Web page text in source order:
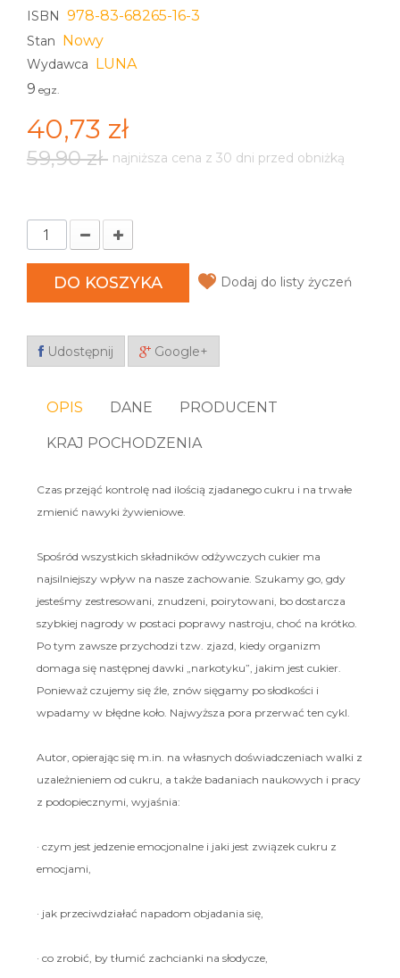
ISBN 978-83-68265-16-3
Stan Nowy
Wydawca LUNA
9 egz.
40,73 zł
59,90 zł najniższa cena z 30 dni przed obniżką
DO KOSZYKA Dodaj do listy życzeń
Udostępnij Google+
OPIS DANE PRODUCENT
KRAJ POCHODZENIA
Czas przejąć kontrolę nad ilością zjadanego cukru i na trwałe
zmienić nawyki żywieniowe.
Spośród wszystkich składników odżywczych cukier ma
najsilniejszy wpływ na nasze zachowanie. Szukamy go, gdy
jesteśmy zestresowani, znudzeni, poirytowani, bo dostarcza
szybkiej nagrody w postaci poprawy nastroju, choć na krótko.
Po tym zawsze przychodzi tzw. zjazd, kiedy organizm
domaga się następnej dawki „narkotyku”, jakim jest cukier.
Ponieważ czujemy się źle, znów sięgamy po słodkości i
wpadamy w błędne koło. Najwyższa pora przerwać ten cykl.
Autor, opierając się m.in. na własnych doświadczeniach walki z
uzależnieniem od cukru, a także badaniach naukowych i pracy
z podopiecznymi, wyjaśnia:
· czym jest jedzenie emocjonalne i jaki jest związek cukru z
emocjami,
· jak przeciwdziałać napadom objadania się,
· co zrobić, by tłumić zachcianki na słodycze,